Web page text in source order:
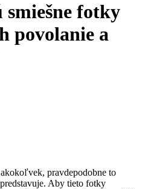
fotky
povolanie a
pravdepodobne to
Aby tieto fotky